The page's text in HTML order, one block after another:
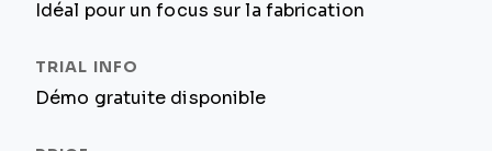
Idéal pour un focus sur la fabrication
Démo gratuite disponible